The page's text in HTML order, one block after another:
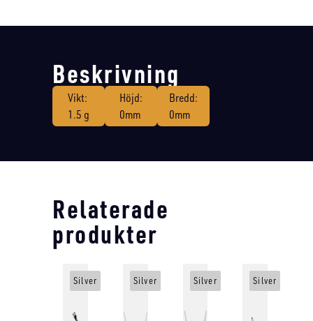
Beskrivning
Vikt:
1.5 g
Höjd:
0mm
Bredd:
0mm
Relaterade
produkter
Silver Silver Silver Silver